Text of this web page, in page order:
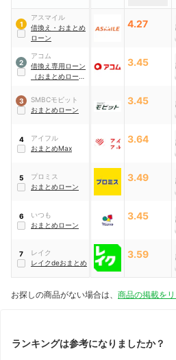
1
アスマイル
借換え・おまとめ
ローン
4.27
2
アコム
借換え専用ローン
（おまとめロー
3.45
3
SMBCモビット
おまとめローン
3.45
4
アイフル
おまとめMax
3.64
5
プロミス
おまとめローン
3.49
6
いつも
おまとめローン
3.45
7
レイク
レイクdeおまとめ
3.59
お探しの商品がない場合は、 商品の掲載を
ランキングは参考になりましたか？